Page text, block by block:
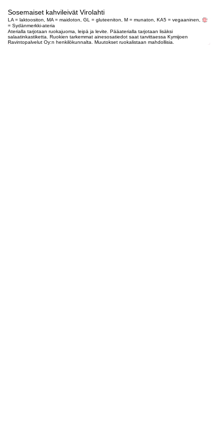
Sosemaiset kahvileivät Virolahti
LA = laktoositon, MA = maidoton, GL = gluteeniton, M = munaton, KA5 = vegaaninen,
= Sydänmerkki-ateria
Aterialla tarjotaan ruokajuoma, leipä ja levite. Pääaterialla tarjotaan lisäksi
salaatinkastiketta. Ruokien tarkemmat ainesosatiedot saat tarvittaessa Kymijoen
Ravintopalvelut Oy:n henkilökunnalta. Muutokset ruokalistaan mahdollisia.